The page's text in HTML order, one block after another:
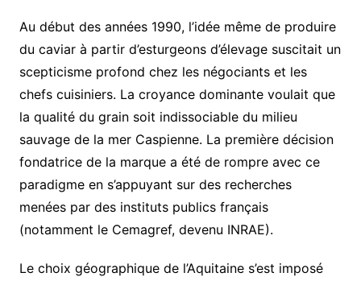
Au début des années 1990, l’idée même de produire
du caviar à partir d’esturgeons d’élevage suscitait un
scepticisme profond chez les négociants et les
chefs cuisiniers. La croyance dominante voulait que
la qualité du grain soit indissociable du milieu
sauvage de la mer Caspienne. La première décision
fondatrice de la marque a été de rompre avec ce
paradigme en s’appuyant sur des recherches
menées par des instituts publics français
(notamment le Cemagref, devenu INRAE).
Le choix géographique de l’Aquitaine s’est imposé